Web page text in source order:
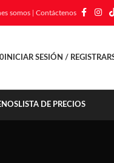
somos Contáctenos
INICIAR SESIÓN /
LISTA DE PRECIOS